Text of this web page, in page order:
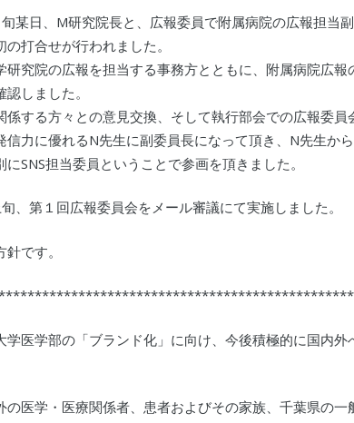
某日、M研究院長と、広報委員で附属病院の広報担当
打合せが行われました。
研究院の広報を担当する事務方とともに、附属病院広
しました。
係する方々との意見交換、そして執行部会での広報委
信力に優れるN先生に副委員長になって頂き、N先生か
SNS担当委員ということで参画を頂きました。
、第１回広報委員会をメール審議にて実施しました。
です。
学医学部の「ブランド化」に向け、今後積極的に国内
の医学・医療関係者、患者およびその家族、千葉県の